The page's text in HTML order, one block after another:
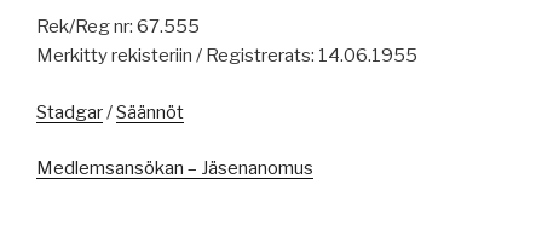
Rek/Reg nr: 67.555
Merkitty rekisteriin / Registrerats: 14.06.1955
Stadgar/Säännöt
Medlemsansökan – Jäsenanomus